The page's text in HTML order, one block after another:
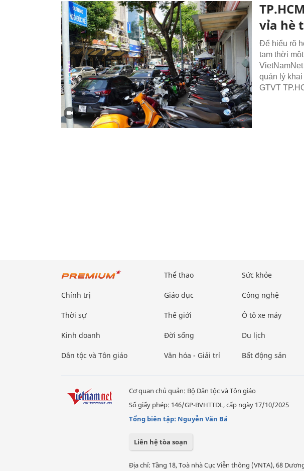
vỉa hè
Để hiểu rõ
tạm thời
quản lý
GTVT
Chính trị
Thời sự
Kinh doanh
Dân tộc và Tôn giáo
Thể thao
Giáo dục
Thế giới
Đời sống
Văn hóa - Giải trí
Sức khỏe
Công nghệ
Ô tô xe máy
Du lịch
Bất động sản
Cơ quan chủ quản: Bộ Dân tộc và Tôn giáo
Số giấy phép: 146/GP-BVHTTDL, cấp ngày 17/10/2025
Tổng biên tập: Nguyễn Văn Bá
Liên hệ tòa soạn
Địa chỉ: Tầng 18, Toà nhà Cục Viễn thông (VNTA), 68